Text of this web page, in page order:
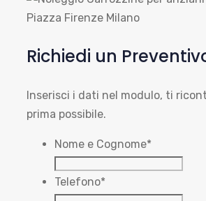
Richiedi un
Inserisci i dati nel modulo, ti
prima possibile.
Nome e Cognome*
Telefono*